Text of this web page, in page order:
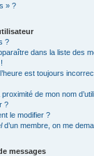
» ?
?
dans la liste des
est toujours
de mon nom
?
le modifier ?
d’un membre, on me
messages